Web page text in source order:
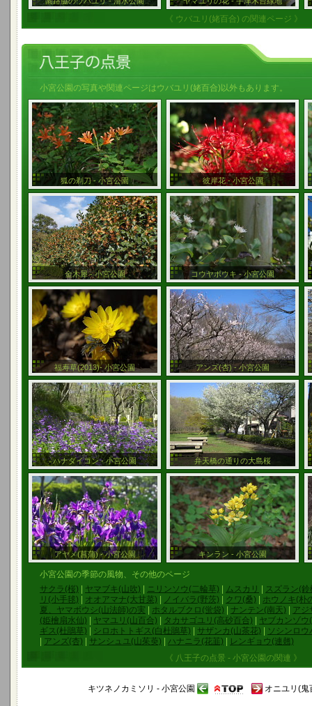
《 ウバユリ(姥百合) の関連ページ 》
小宮公園の写真や関連ページはウバユリ(姥百合)以外もあります。
狐の剃刀 - 小宮公園 彼岸花 - 小宮公園
金木犀 - 小宮公園 コウヤボウキ - 小宮公園
福寿草(2013)- 小宮公園 アンズ(杏) - 小宮公園
ハナダイコン - 小宮公園 弁天橋の通りの大島桜
アヤメ(菖蒲) - 小宮公園 キンラン - 小宮公園
小宮公園の季節の風物、その他のページ
サクラ(桜)
ヤマブキ(山吹) ニリンソウ(二輪草) ムスカリ
スズラン(鈴
リ(小手毬)
オオアマナ(大甘菜) ノイバラ(野茨) クワ(桑)
ホウノキ(朴
夏、ヤマボウシ(山法師)の実
ホタルブクロ(蛍袋) ナンテン(南天)
アジ
(姫檜扇水仙)
ヤマユリ(山百合) タカサゴユリ(高砂百合)
ヤブカンゾウ
ギス(杜鵑草)
シロホトトギス(白杜鵑草) サザンカ(山茶花)
ソシンロ
アンズ(杏) サンシュユ(山茱萸) ハナニラ(花韮)
レンギョウ(連翹)
《 八王子の点景 - 小宮公園の関連 》
キツネノカミソリ - 小宮公園 オニユリ(鬼